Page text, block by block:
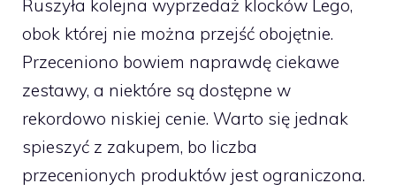
Ruszyła kolejna wyprzedaż klocków Lego,
obok której nie można przejść obojętnie.
Przeceniono bowiem naprawdę ciekawe
zestawy, a niektóre są dostępne w
rekordowo niskiej cenie. Warto się jednak
spieszyć z zakupem, bo liczba
przecenionych produktów jest ograniczona.